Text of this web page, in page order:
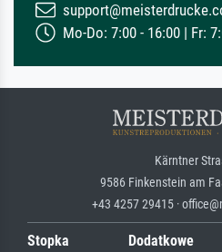
Mo-Do: 7:00 - 16:00 | Fr:
Kärntner
9586 Finkenstein am
+43 4257 29415 ·
Stopka
Dodatkowe